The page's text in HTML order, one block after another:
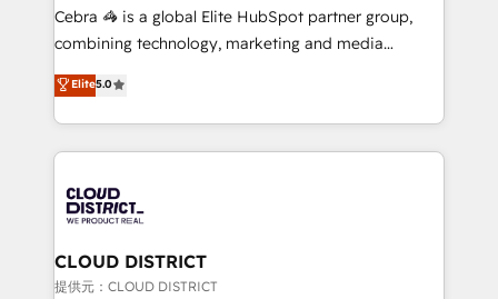
boost with a new HubSpot site Recognized leaders:
🏆 HubSpot Platform Migration Impact Award 🏆
Inbound Campaign of the Year 🏆 Gold AVA Digital
Award for Best Website 🌟 Accreditations: CRM
Cebra 🦓 is a global Elite HubSpot partner group,
combining technology, marketing and media
expertise across Latin America and Southern
Europe, with teams across 7 countries. Born in Chile,
we combine local insight with international reach to
help businesses grow through technology, creativity,
500+ HubSpot implementations, building end-to-
end solutions that integrate CRM, AI automation,
inbound and loop marketing, content, and digital
creativity. Our multicultural team works in Spanish,
Elite5.0
CLOUD DISTRICT
提供元：CLOUD DISTRICT